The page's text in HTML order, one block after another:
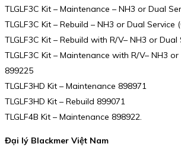
TLGLF3C Kit – Maintenance – NH3 or Dual
TLGLF3C Kit – Rebuild – NH3 or Dual Service
TLGLF3C Kit – Rebuild with R/V– NH3 or
TLGLF3C Kit – Maintenance with R/V– NH3
899225
TLGLF3HD Kit – Maintenance 898971
TLGLF3HD Kit – Rebuild 899071
TLGLF4B Kit – Maintenance 898922.
Đại lý Blackmer Việt Nam